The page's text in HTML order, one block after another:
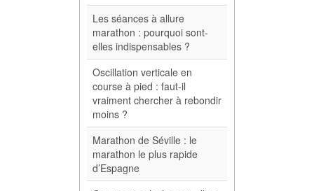
Les séances à allure
marathon : pourquoi sont-
elles indispensables ?
Oscillation verticale en
course à pied : faut-il
vraiment chercher à rebondir
moins ?
Marathon de Séville : le
marathon le plus rapide
d’Espagne